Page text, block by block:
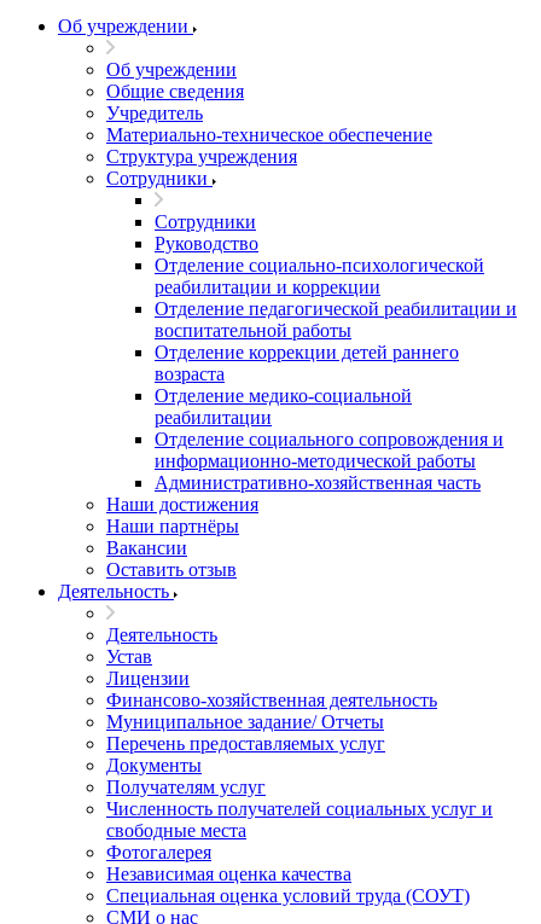
Об учреждении
Об учреждении
Общие сведения
Учредитель
Материально-техническое обеспечение
Структура учреждения
Сотрудники
Сотрудники
Руководство
Отделение социально-психологической
реабилитации и коррекции
Отделение педагогической реабилитации и
воспитательной работы
Отделение коррекции детей раннего
возраста
Отделение медико-социальной
реабилитации
Отделение социального сопровождения и
информационно-методической работы
Административно-хозяйственная часть
Наши достижения
Наши партнёры
Вакансии
Оставить отзыв
Деятельность
Деятельность
Устав
Лицензии
Финансово-хозяйственная деятельность
Муниципальное задание/ Отчеты
Перечень предоставляемых услуг
Документы
Получателям услуг
Численность получателей социальных услуг и
свободные места
Фотогалерея
Независимая оценка качества
Специальная оценка условий труда (СОУТ)
СМИ о нас